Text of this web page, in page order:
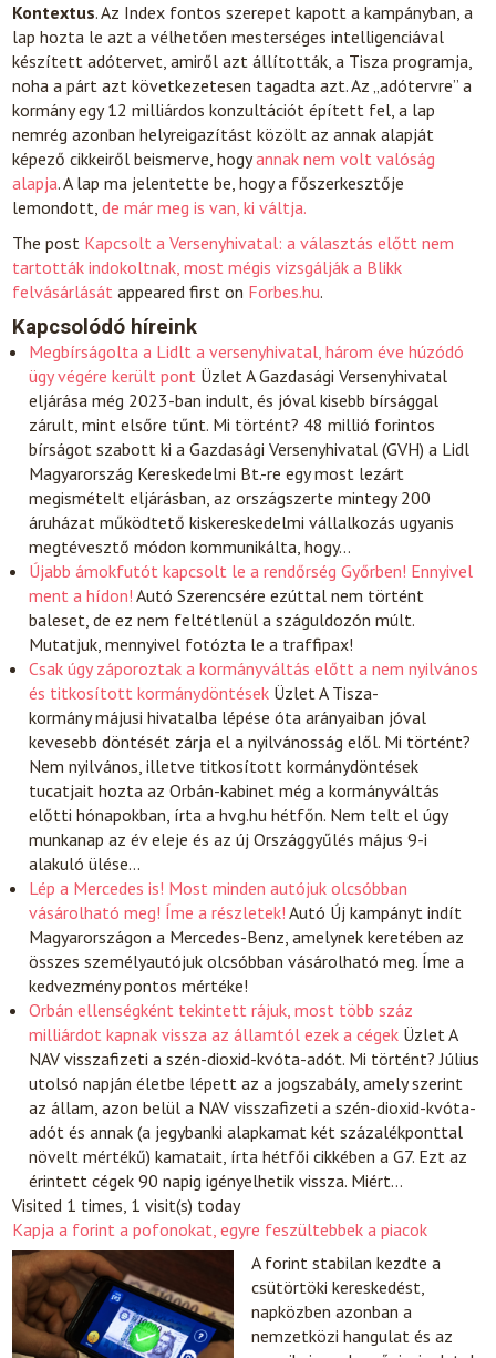
Kontextus. Az Index fontos szerepet kapott a kampányban, a
lap hozta le azt a vélhetően mesterséges intelligenciával
készített adótervet, amiről azt állították, a Tisza programja,
noha a párt azt következetesen tagadta azt. Az „adótervre” a
kormány egy 12 milliárdos konzultációt épített fel, a lap
nemrég azonban helyreigazítást közölt az annak alapját
képező cikkeiről beismerve, hogyannak nem volt valóság
alapja. A lap ma jelentette be, hogy a főszerkesztője
lemondott,de már meg is van, ki váltja.
The post Kapcsolt a Versenyhivatal: a választás előtt nem
tartották indokoltnak, most mégis vizsgálják a Blikk
felvásárlását appeared first on Forbes.hu.
Kapcsolódó híreink
Megbírságolta a Lidlt a versenyhivatal, három éve húzódó
ügy végére került pont ÜzletA Gazdasági Versenyhivatal
eljárása még 2023-ban indult, és jóval kisebb bírsággal
zárult, mint elsőre tűnt. Mi történt? 48 millió forintos
bírságot szabott ki a Gazdasági Versenyhivatal (GVH) a Lidl
Magyarország Kereskedelmi Bt.-re egy most lezárt
megismételt eljárásban, az országszerte mintegy 200
áruházat működtető kiskereskedelmi vállalkozás ugyanis
megtévesztő módon kommunikálta, hogy…
Újabb ámokfutót kapcsolt le a rendőrség Győrben! Ennyivel
ment a hídon! Autó Szerencsére ezúttal nem történt
baleset, de ez nem feltétlenül a száguldozón múlt.
Mutatjuk, mennyivel fotózta le a traffipax!
Csak úgy záporoztak a kormányváltás előtt a nem nyilvános
és titkosított kormánydöntések ÜzletA Tisza-
kormány májusi hivatalba lépése óta arányaiban jóval
kevesebb döntését zárja el a nyilvánosság elől. Mi történt?
Nem nyilvános, illetve titkosított kormánydöntések
tucatjait hozta az Orbán-kabinet még a kormányváltás
előtti hónapokban, írta a hvg.hu hétfőn. Nem telt el úgy
munkanap az év eleje és az új Országgyűlés május 9-i
alakuló ülése…
Lép a Mercedes is! Most minden autójuk olcsóbban
vásárolható meg! Íme a részletek! Autó Új kampányt indít
Magyarországon a Mercedes-Benz, amelynek keretében az
összes személyautójuk olcsóbban vásárolható meg. Íme a
kedvezmény pontos mértéke!
Orbán ellenségként tekintett rájuk, most több száz
milliárdot kapnak vissza az államtól ezek a cégek ÜzletA
NAV visszafizeti a szén-dioxid-kvóta-adót. Mi történt? Július
utolsó napján életbe lépett az a jogszabály, amely szerint
az állam, azon belül a NAV visszafizeti a szén-dioxid-kvóta-
adót és annak (a jegybanki alapkamat két százalékponttal
növelt mértékű) kamatait, írta hétfői cikkében a G7. Ezt az
érintett cégek 90 napig igényelhetik vissza. Miért…
Visited 1 times, 1 visit(s) today
Kapja a forint a pofonokat, egyre feszültebbek a piacok
A forint stabilan kezdte a
csütörtöki kereskedést,
napközben azonban a
nemzetközi hangulat és az